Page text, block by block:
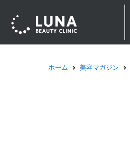
ホーム 美容マガジン